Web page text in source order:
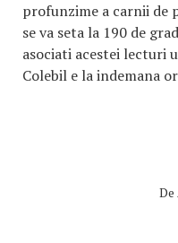
profunzime a carnii de
se va seta la 190 de
asociati acestei lecturi
Colebil e la indemana
De